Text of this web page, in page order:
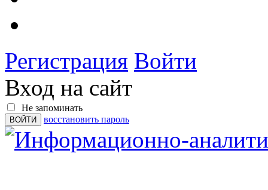
Регистрация Войти
Вход на сайт
Не запоминать
восстановить пароль